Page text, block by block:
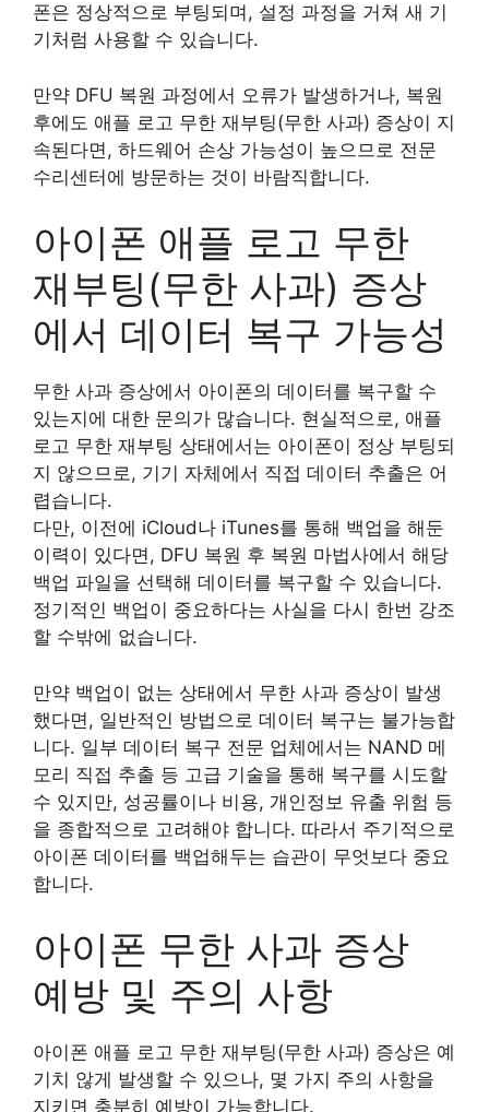
폰은 정상적으로 부팅되며, 설정 과정을 거쳐 새 기
기처럼 사용할 수 있습니다.
만약 DFU 복원 과정에서 오류가 발생하거나, 복원
후에도 애플 로고 무한 재부팅(무한 사과) 증상이 지
속된다면, 하드웨어 손상 가능성이 높으므로 전문
수리센터에 방문하는 것이 바람직합니다.
아이폰 애플 로고 무한
재부팅(무한 사과) 증상
에서 데이터 복구 가능성
무한 사과 증상에서 아이폰의 데이터를 복구할 수
있는지에 대한 문의가 많습니다. 현실적으로, 애플
로고 무한 재부팅 상태에서는 아이폰이 정상 부팅되
지 않으므로, 기기 자체에서 직접 데이터 추출은 어
렵습니다.
다만, 이전에 iCloud나 iTunes를 통해 백업을 해둔
이력이 있다면, DFU 복원 후 복원 마법사에서 해당
백업 파일을 선택해 데이터를 복구할 수 있습니다.
정기적인 백업이 중요하다는 사실을 다시 한번 강조
할 수밖에 없습니다.
만약 백업이 없는 상태에서 무한 사과 증상이 발생
했다면, 일반적인 방법으로 데이터 복구는 불가능합
니다. 일부 데이터 복구 전문 업체에서는 NAND 메
모리 직접 추출 등 고급 기술을 통해 복구를 시도할
수 있지만, 성공률이나 비용, 개인정보 유출 위험 등
을 종합적으로 고려해야 합니다. 따라서 주기적으로
아이폰 데이터를 백업해두는 습관이 무엇보다 중요
합니다.
아이폰 무한 사과 증상
예방 및 주의 사항
아이폰 애플 로고 무한 재부팅(무한 사과) 증상은 예
기치 않게 발생할 수 있으나, 몇 가지 주의 사항을
지키면 충분히 예방이 가능합니다.